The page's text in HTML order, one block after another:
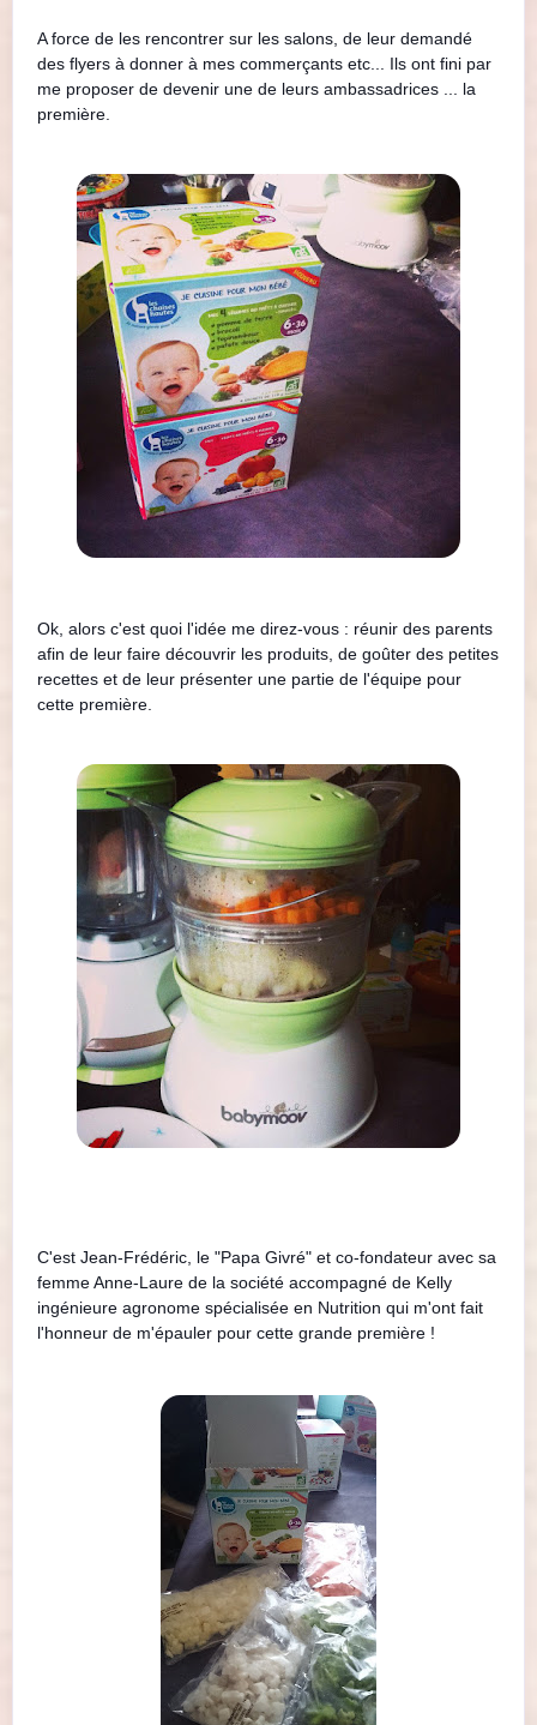
A force de les rencontrer sur les salons, de leur demandé
des flyers à donner à mes commerçants etc... Ils ont fini par
me proposer de devenir une de leurs ambassadrices ... la
première.
Ok, alors c'est quoi l'idée me direz-vous : réunir des parents
afin de leur faire découvrir les produits, de goûter des petites
recettes et de leur présenter une partie de l'équipe pour
cette première.
C'est Jean-Frédéric, le "Papa Givré" et co-fondateur avec sa
femme Anne-Laure de la société accompagné de Kelly
ingénieure agronome spécialisée en Nutrition qui m'ont fait
l'honneur de m'épauler pour cette grande première !